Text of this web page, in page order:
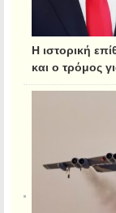
Η ιστορική
και ο τρόμος